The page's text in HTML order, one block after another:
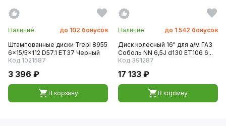
Наличие до 102 бонусов
Штампованные диски Trebl 8955
6x15/5x112 D57.1 ET37 Черный
Код 1021587
3 396 ₽
В корзину
Наличие до 1 542 бонусов
Диск колесный 16" для а/м ГАЗ
Соболь NN 6,5J d130 ET106 6...
Код 391287
17 133 ₽
В корзину